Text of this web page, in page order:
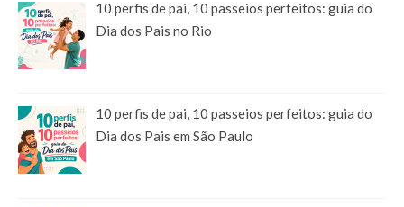
10 perfis de pai, 10 passeios perfeitos: guia do
Dia dos Pais no Rio
10 perfis de pai, 10 passeios perfeitos: guia do
Dia dos Pais em São Paulo